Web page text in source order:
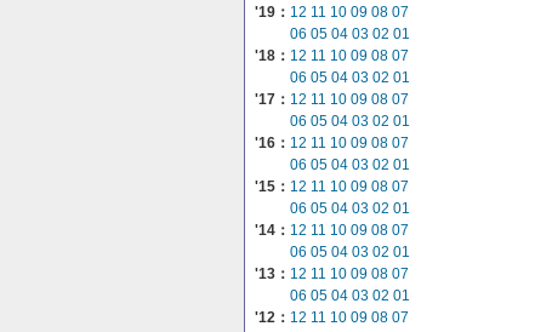
'19： 12 11 10 09 08 07
06 05 04 03 02 01
'18： 12 11 10 09 08 07
06 05 04 03 02 01
'17： 12 11 10 09 08 07
06 05 04 03 02 01
'16： 12 11 10 09 08 07
06 05 04 03 02 01
'15： 12 11 10 09 08 07
06 05 04 03 02 01
'14： 12 11 10 09 08 07
06 05 04 03 02 01
'13： 12 11 10 09 08 07
06 05 04 03 02 01
'12： 12 11 10 09 08 07